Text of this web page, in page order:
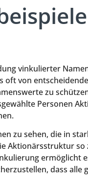
vinkulierter
oft von
zu
Personen
zu sehen, die in
Aktionärsstruktur
ermöglicht
dass alle